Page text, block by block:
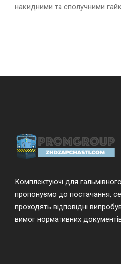
накидними та сполучними
Комплектуючі для
пропонуємо до постачання,
проходять відповідні
вимог нормативних